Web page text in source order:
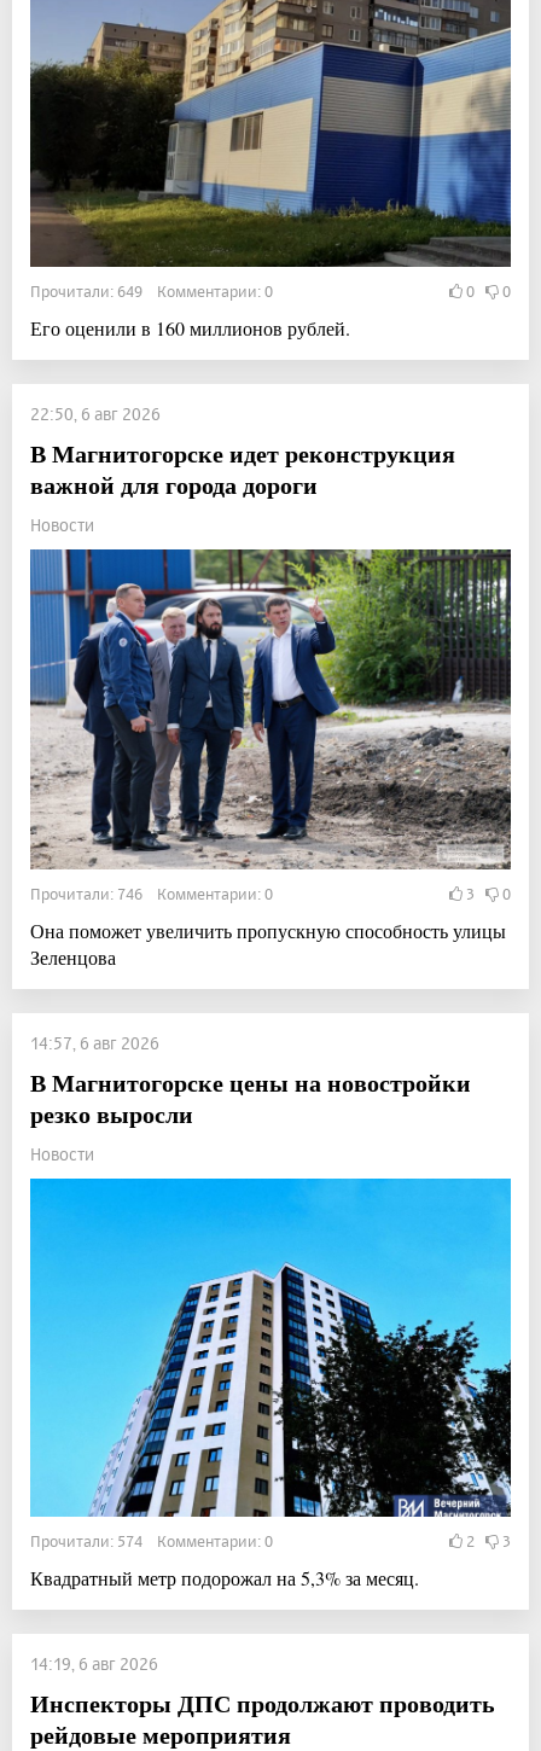
Прочитали: 649 Комментарии: 0 0 0
Его оценили в 160 миллионов рублей.
22:50, 6 авг 2026
В Магнитогорске идет реконструкция
важной для города дороги
Новости
Прочитали: 746 Комментарии: 0 3 0
Она поможет увеличить пропускную способность улицы
Зеленцова
14:57, 6 авг 2026
В Магнитогорске цены на новостройки
резко выросли
Новости
Прочитали: 574 Комментарии: 0 2 3
Квадратный метр подорожал на 5,3% за месяц.
14:19, 6 авг 2026
Инспекторы ДПС продолжают проводить
рейдовые мероприятия